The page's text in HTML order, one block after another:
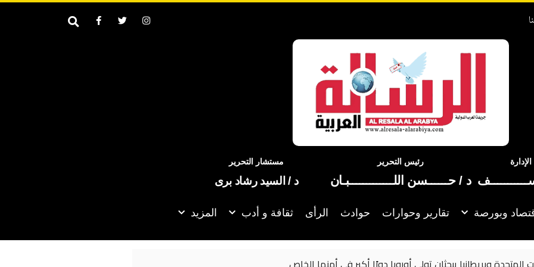
رئيس التحرير
د / حــــــسن اللـــــــــــــبـان
مستشار التحرير
د / السيد رشاد برى
وبورصة تقارير وحوارات حوادث الرأى ثقافة و أدب المزيد